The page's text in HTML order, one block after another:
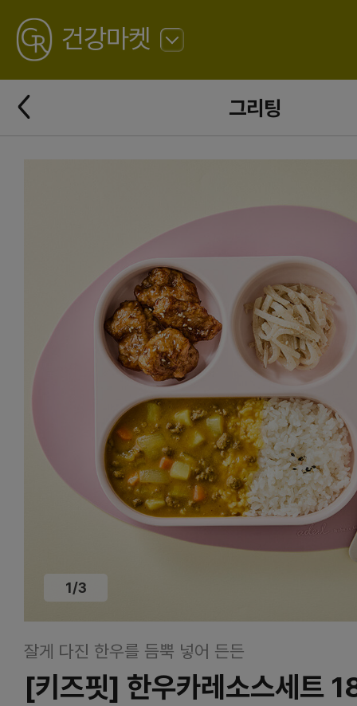
GREATING
건강마켓
로
그리팅
뒤
로
가
1/3
잘게 다진 한우를 듬뿍 넣어 든든
[키즈핏] 한우카레소스세트